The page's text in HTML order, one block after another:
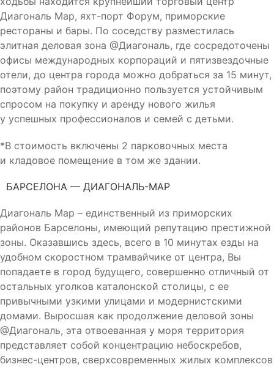
Диагональ Мар, яхт-порт Форум, приморские
рестораны и бары. По соседству разместилась
элитная деловая зона @Диагональ, где сосредоточены
офисы международных корпораций и пятизвездочные
отели, до центра города можно добраться за 15 минут,
поэтому район традиционно пользуется устойчивым
спросом на покупку и аренду нового жилья
у успешных профессионалов и семей с детьми.
*В стоимость включены 2 парковочных места
и кладовое помещение в том же здании.
БАРСЕЛОНА — ДИАГОНАЛЬ-МАР
Диагональ Мар – единственный из приморских
районов Барселоны, имеющий репутацию престижной
зоны. Оказавшись здесь, всего в 10 минутах езды на
удобном скоростном трамвайчике от центра, Вы
попадаете в город будущего, совершенно отличный от
остальных уголков каталонской столицы, с ее
привычными узкими улицами и модернистскими
домами. Выросшая как продолжение деловой зоны
@Диагональ, эта отвоеванная у моря территория
представляет собой концентрацию небоскребов,
бизнес-центров, сверхсовременных жилых комплексов